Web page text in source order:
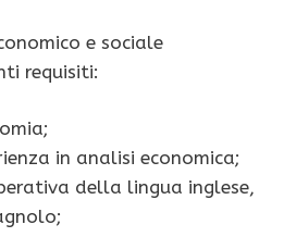
e sociale
requisiti:
in analisi economica;
della lingua inglese,